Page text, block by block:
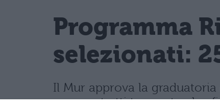
Programma
selezionati:
Il Mur approva la
con contratti tenure track e